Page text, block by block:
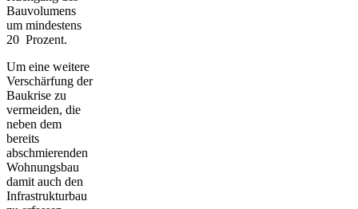
Bauvolumens
um mindestens
20 Prozent.
Um eine weitere
Verschärfung der
Baukrise zu
vermeiden, die
neben dem
bereits
abschmierenden
Wohnungsbau
damit auch den
Infrastrukturbau